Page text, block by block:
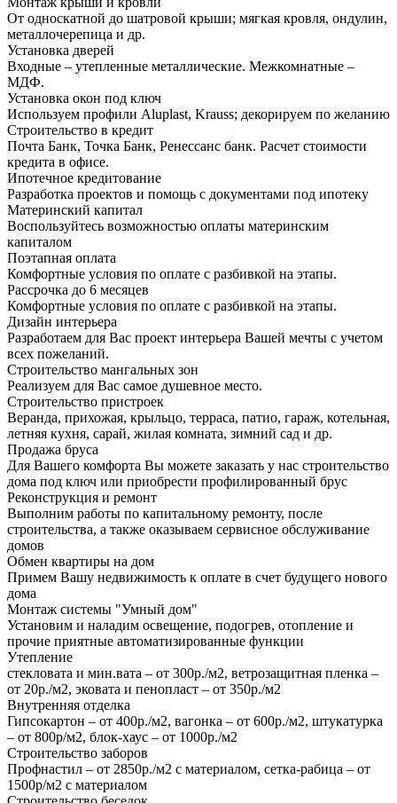
От односкатной до шатровой крыши; мягкая кровля, ондулин,
металлочерепица и др.
Установка дверей
Входные – утепленные металлические. Межкомнатные –
МДФ.
Установка окон под ключ
Используем профили Aluplast, Krauss; декорируем по желанию
Строительство в кредит
Почта Банк, Точка Банк, Ренессанс банк. Расчет стоимости
кредита в офисе.
Ипотечное кредитование
Разработка проектов и помощь с документами под ипотеку
Материнский капитал
Воспользуйтесь возможностью оплаты материнским
капиталом
Поэтапная оплата
Комфортные условия по оплате с разбивкой на этапы.
Рассрочка до 6 месяцев
Комфортные условия по оплате с разбивкой на этапы.
Дизайн интерьера
Разработаем для Вас проект интерьера Вашей мечты с учетом
всех пожеланий.
Строительство мангальных зон
Реализуем для Вас самое душевное место.
Строительство пристроек
Веранда, прихожая, крыльцо, терраса, патио, гараж, котельная,
летняя кухня, сарай, жилая комната, зимний сад и др.
Продажа бруса
Для Вашего комфорта Вы можете заказать у нас строительство
дома под ключ или приобрести профилированный брус
Реконструкция и ремонт
Выполним работы по капитальному ремонту, после
строительства, а также оказываем сервисное обслуживание
домов
Обмен квартиры на дом
Примем Вашу недвижимость к оплате в счет будущего нового
дома
Монтаж системы "Умный дом"
Установим и наладим освещение, подогрев, отопление и
прочие приятные автоматизированные функции
Утепление
стекловата и мин.вата – от 300р./м2, ветрозащитная пленка –
от 20р./м2, эковата и пенопласт – от 350р./м2
Внутренняя отделка
Гипсокартон – от 400р./м2, вагонка – от 600р./м2, штукатурка
– от 800р/м2, блок-хаус – от 1000р./м2
Строительство заборов
Профнастил – от 2850р./м2 с материалом, сетка-рабица – от
1500р/м2 с материалом